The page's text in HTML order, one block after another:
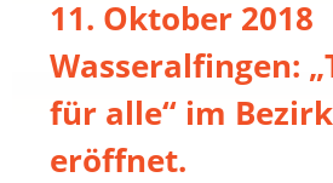
11. Oktober 2018
Wasseralfingen:
für alle“ im
eröffnet.